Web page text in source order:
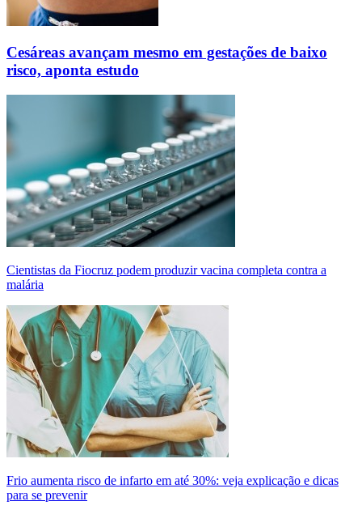
Cesáreas avançam mesmo em gestações de baixo
risco, aponta estudo
Cientistas da Fiocruz podem produzir vacina completa contra a
malária
Frio aumenta risco de infarto em até 30%: veja explicação e dicas
para se prevenir